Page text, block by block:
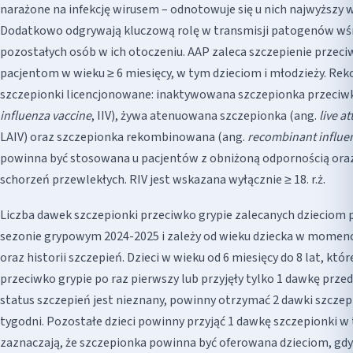
narażone na infekcję wirusem – odnotowuje się u nich najwyższy
Dodatkowo odgrywają kluczową rolę w transmisji patogenów
pozostałych osób w ich otoczeniu. AAP zaleca szczepienie
pacjentom w wieku ≥ 6 miesięcy, w tym dzieciom i młodzieży.
szczepionki licencjonowane: inaktywowana szczepionka
influenza vaccine, IIV), żywa atenuowana szczepionka (ang. live
LAIV) oraz szczepionka rekombinowana (ang. recombinant
powinna być stosowana u pacjentów z obniżoną odpornością
schorzeń przewlekłych. RIV jest wskazana wyłącznie ≥ 18. r.ż.
Liczba dawek szczepionki przeciwko grypie zalecanych
sezonie grypowym 2024-2025 i zależy od wieku dziecka w
oraz historii szczepień. Dzieci w wieku od 6 miesięcy do 8 lat,
przeciwko grypie po raz pierwszy lub przyjęły tylko 1 dawkę
status szczepień jest nieznany, powinny otrzymać 2 dawki
tygodni. Pozostałe dzieci powinny przyjąć 1 dawkę szczepionki
zaznaczają, że szczepionka powinna być oferowana dzieciom,